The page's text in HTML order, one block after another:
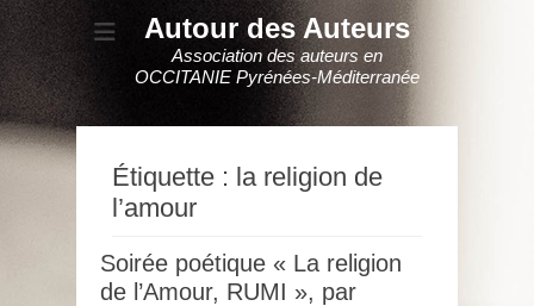
Autour des Auteurs
Association des auteurs en
OCCITANIE Pyrénées-Méditerranée
Étiquette : la religion de
l’amour
Soirée poétique « La religion
de l’Amour, RUMI », par